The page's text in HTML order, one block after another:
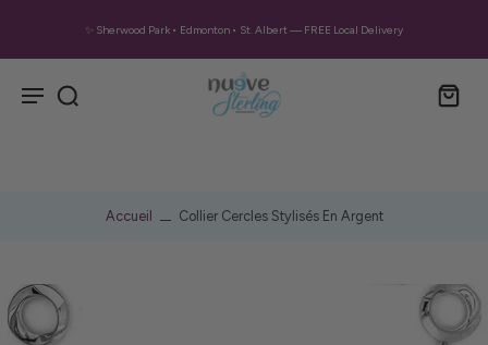
✨ Sherwood Park • Edmonton • St. Albert — FREE Local Delivery
Accueil Collier Cercles Stylisés En Argent